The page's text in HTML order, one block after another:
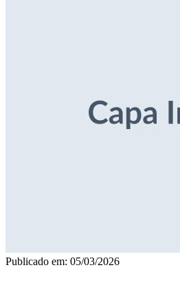
Publicado em: 05/03/2026